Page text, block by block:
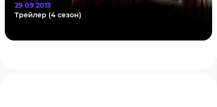
29 09 2013
Трейлер (4 сезон)